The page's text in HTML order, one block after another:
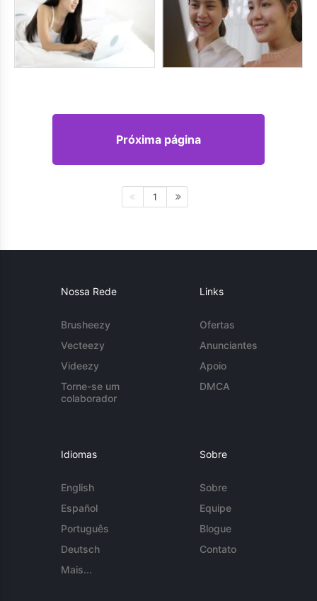
Próxima página
1
Nossa Rede
Brusheezy
Vecteezy
Videezy
Torne-se um
colaborador
Links
Ofertas
Anunciantes
Apoio
DMCA
Idiomas
English
Español
Português
Deutsch
Mais...
Sobre
Sobre
Equipe
Blogue
Contato